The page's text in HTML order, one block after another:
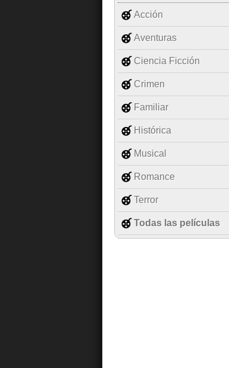
Acción
Aventuras
Ciencia Ficción
Crimen
Familiar
Histórica
Musical
Romance
Terror
Todas las películas